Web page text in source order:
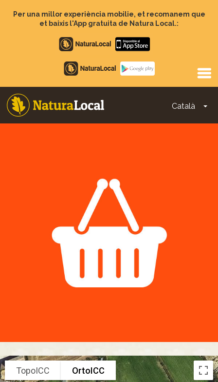
Per una millor experiència mobilie, et recomanem que
et baixis l'App gratuita de Natura Local.:
Apple
store
Google
Play
Català
Main
TopoICC OrtoICC